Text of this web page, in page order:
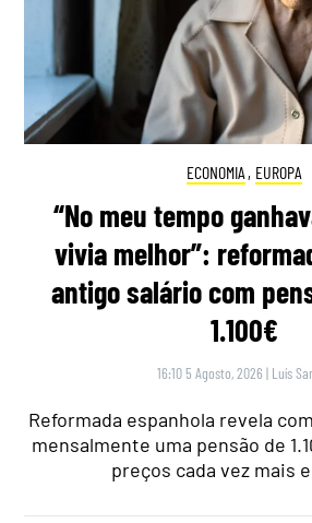
ECONOMIA , EUROPA
“No meu tempo
vivia melhor”:
antigo salário com
1.100€
16:10 5 Agosto, 2026 | Luís
Reformada espanhola revela
mensalmente uma pensão de
preços cada vez mais